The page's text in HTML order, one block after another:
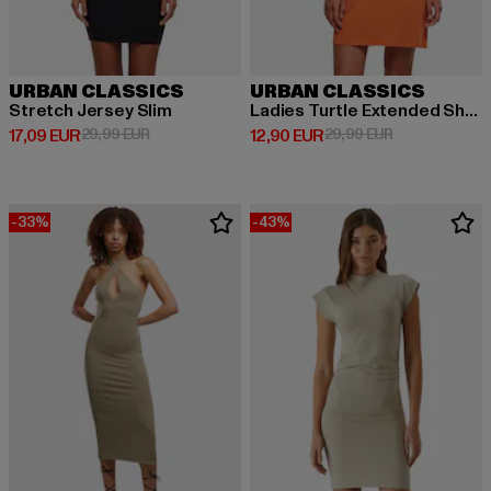
URBAN CLASSICS
Stretch Jersey Slim
17,09 EUR
Derzeitiger Preis: 17,09 EUR
29,99 EURAktionspreis: 29,99 EUR
URBAN CLASSICS
Ladies Turtle Extended Shoulder
12,90 EUR
Derzeitiger Preis: 12,90 EUR
29,99 EURAktionspreis:
-33% -43%